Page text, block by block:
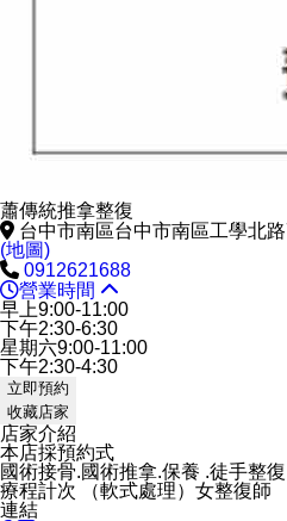
蕭傳統推拿整復
台中市南區台中市南區工學北
(地圖)
0912621688
營業時間
早上9:00-11:00
下午2:30-6:30
星期六9:00-11:00
下午2:30-4:30
立即預約
收藏店家
店家介紹
本店採預約式
國術接骨.國術推拿.保養 .徒手整復
療程計次 （軟式處理）女整復師
連結